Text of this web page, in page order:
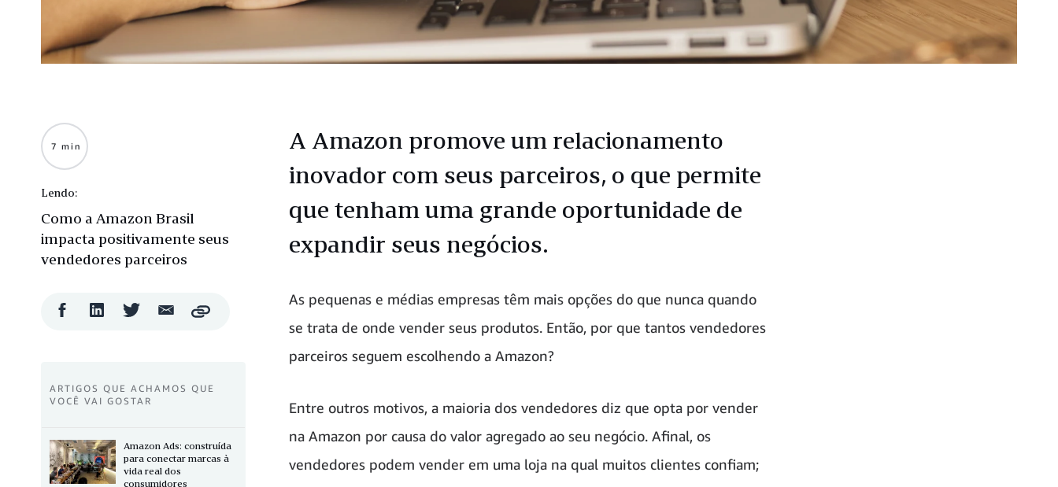
A Amazon promove um relacionamento
inovador com seus parceiros, o que permite
que tenham uma grande oportunidade de
expandir seus negócios.
As pequenas e médias empresas têm mais opções do que nunca quando
se trata de onde vender seus produtos. Então, por que tantos vendedores
parceiros seguem escolhendo a Amazon?
Entre outros motivos, a maioria dos vendedores diz que opta por vender
na Amazon por causa do valor agregado ao seu negócio. Afinal, os
vendedores podem vender em uma loja na qual muitos clientes confiam;
7 min
Lendo:
Como a Amazon Brasil
impacta positivamente seus
vendedores parceiros
CompartilharCompartilharCompartilharCompartilhar
Copy
ARTIGOS QUE ACHAMOS QUE
VOCÊ VAI GOSTAR
Amazon Ads: construída
para conectar marcas à
vida real dos
consumidores